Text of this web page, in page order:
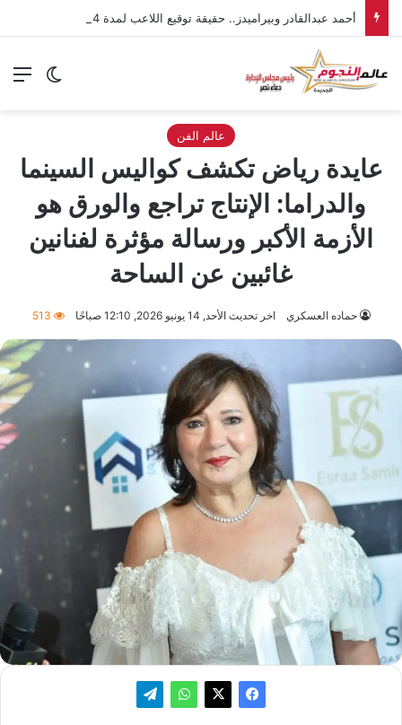
أحمد عبدالقادر وبيراميدز.. حقيقة توقيع اللاعب لمدة 4 سنوات
الوضع
عالم الفن
عايدة رياض تكشف كواليس السينما
والدراما: الإنتاج تراجع والورق هو
الأزمة الأكبر ورسالة مؤثرة لفنانين
غائبين عن الساحة
حماده العسكري اخر تحديث الأحد, 14 يونيو 2026, 12:10 صباحًا 513